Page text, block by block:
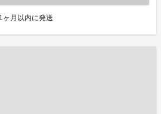
ヶ月以内に発送